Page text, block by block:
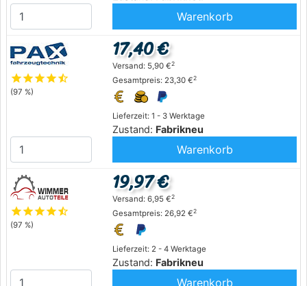
Warenkorb
starstarstarstarstar_half
(97 %)
Lieferzeit: 1 - 3 Werktage
Zustand: Fabrikneu
17,40 €
Versand: 5,90 €2
Gesamtpreis: 23,30 €2
Warenkorb
starstarstarstarstar_half
(97 %)
Lieferzeit: 2 - 4 Werktage
Zustand: Fabrikneu
19,97 €
Versand: 6,95 €2
Gesamtpreis: 26,92 €2
Warenkorb